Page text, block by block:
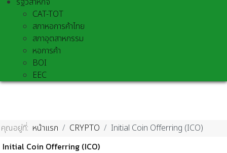
CAT-TOT
สภาหอการค้าไทย
สภาอุตสาหกรรม
หอการค้า
BOI
EEC
คุณอยู่ที่: หน้าแรก CRYPTO
Initial Coin Offerring (ICO)
Initial Coin Offerring (ICO)